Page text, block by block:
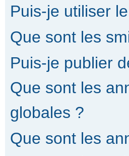
Puis-je utiliser
Que sont les
Puis-je publier
Que sont les
globales ?
Que sont les